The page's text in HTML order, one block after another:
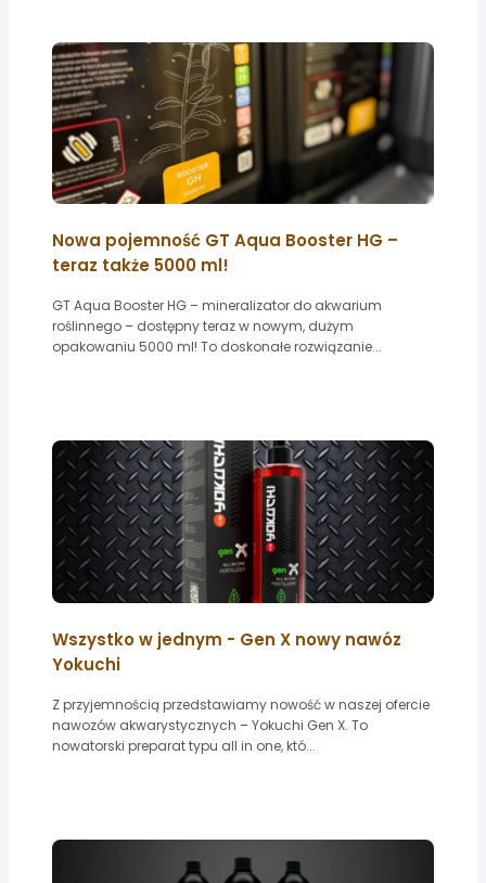
Nowa pojemność GT Aqua Booster HG –
teraz także 5000 ml!
GT Aqua Booster HG – mineralizator do akwarium
roślinnego – dostępny teraz w nowym, dużym
opakowaniu 5000 ml! To doskonałe rozwiązanie...
Wszystko w jednym - Gen X nowy nawóz
Yokuchi
Z przyjemnością przedstawiamy nowość w naszej ofercie
nawozów akwarystycznych – Yokuchi Gen X. To
nowatorski preparat typu all in one, któ...